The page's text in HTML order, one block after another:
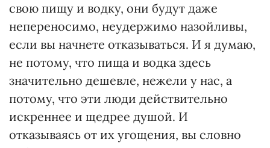
свою пищу и водку, они будут даже
непереносимо, неудержимо назойливы,
если вы начнете отказываться. И я думаю,
не потому, что пища и водка здесь
значительно дешевле, нежели у нас, а
потому, что эти люди действительно
искреннее и щедрее душой. И
отказываясь от их угощения, вы словно